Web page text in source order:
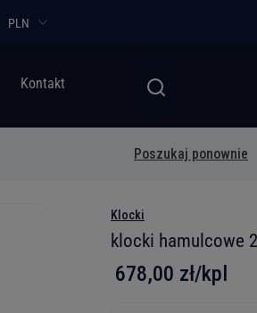
PLN
Kontakt
Poszukaj ponownie
Klocki
klocki hamulcowe
678,00 zł/kpl